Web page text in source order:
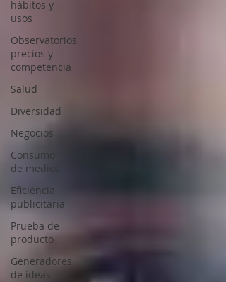
hábitos y
usos
Observatorios
precios y
competencia
Salud
Diversidad
Negocios
Consumo
de medios
Eficiencia
publicitaria
Prueba de
producto
Generadores
de ideas